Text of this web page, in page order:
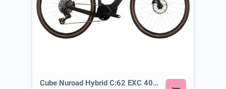
Cube Nuroad Hybrid C:62 EXC 400X blackline or Similar ⚡ E-Road or Gravel E-Bike